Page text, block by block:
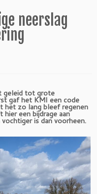
neerslag
geleid tot grote
gaf het KMI een code
het zo lang bleef regenen
hier een bijdrage aan
is dan voorheen.